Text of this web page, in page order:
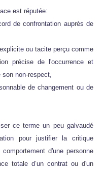
est réputée:
de confrontation auprès de
ou tacite perçu comme
précise de l'occurrence et
non-respect,
de changement ou de
ce terme un peu galvaudé
pour justifier la critique
d'une personne
totale d’un contrat ou d'un